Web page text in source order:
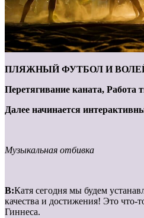
ПЛЯЖНЫЙ ФУТБОЛ И
Перетягивание каната, Работа
Далее начинается
Музыкальная отбивка
В:Катя сегодня мы будем
качества и достижения! Это что-
Гиннеса.